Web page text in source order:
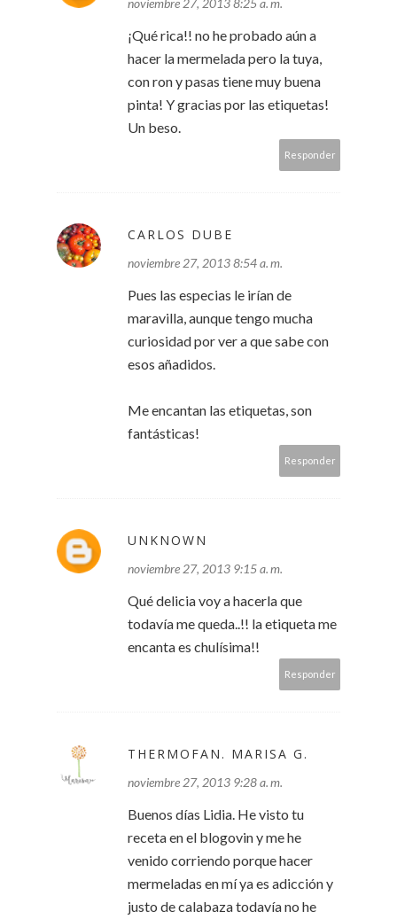
noviembre 27, 2013 8:25 a. m.
¡Qué rica!! no he probado aún a
hacer la mermelada pero la tuya,
con ron y pasas tiene muy buena
pinta! Y gracias por las etiquetas!
Un beso.
Responder
CARLOS DUBE
noviembre 27, 2013 8:54 a. m.
Pues las especias le irían de
maravilla, aunque tengo mucha
curiosidad por ver a que sabe con
esos añadidos.
Me encantan las etiquetas, son
fantásticas!
Responder
UNKNOWN
noviembre 27, 2013 9:15 a. m.
Qué delicia voy a hacerla que
todavía me queda..!! la etiqueta me
encanta es chulísima!!
Responder
THERMOFAN. MARISA G.
noviembre 27, 2013 9:28 a. m.
Buenos días Lidia. He visto tu
receta en el blogovin y me he
venido corriendo porque hacer
mermeladas en mí ya es adicción y
justo de calabaza todavía no he